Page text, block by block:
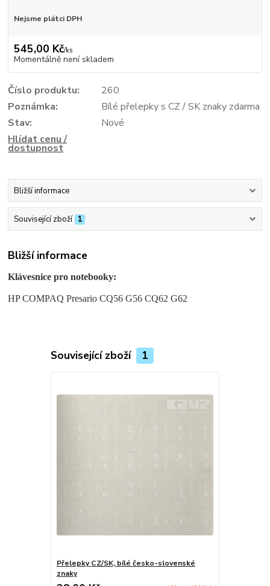
Nejsme plátci DPH
545,00 Kč/ks
Momentálně není skladem
Číslo produktu:
260
Poznámka:
Bílé přelepky s CZ / SK znaky zdarma
Stav:
Nové
Hlídat cenu /
dostupnost
Bližší informace
Související zboží 1
Bližší informace
Klávesnice pro notebooky:
HP COMPAQ Presario CQ56 G56 CQ62 G62
Související zboží 1
Přelepky CZ/SK, bílé česko-slovenské
znaky